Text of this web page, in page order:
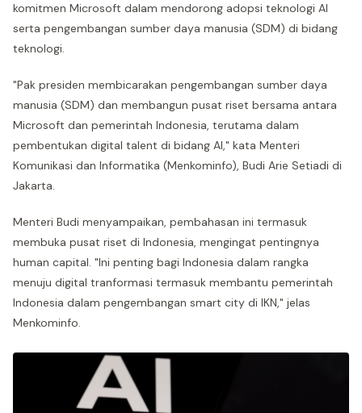
komitmen Microsoft dalam mendorong adopsi teknologi AI
serta pengembangan sumber daya manusia (SDM) di bidang
teknologi.
"Pak presiden membicarakan pengembangan sumber daya
manusia (SDM) dan membangun pusat riset bersama antara
Microsoft dan pemerintah Indonesia, terutama dalam
pembentukan digital talent di bidang AI," kata Menteri
Komunikasi dan Informatika (Menkominfo), Budi Arie Setiadi di
Jakarta.
Menteri Budi menyampaikan, pembahasan ini termasuk
membuka pusat riset di Indonesia, mengingat pentingnya
human capital. "Ini penting bagi Indonesia dalam rangka
menuju digital tranformasi termasuk membantu pemerintah
Indonesia dalam pengembangan smart city di IKN," jelas
Menkominfo.